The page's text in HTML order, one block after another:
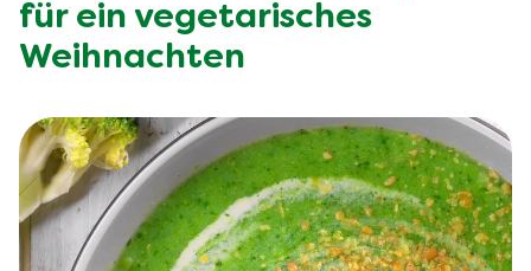
für ein vegetarisches
Weihnachten